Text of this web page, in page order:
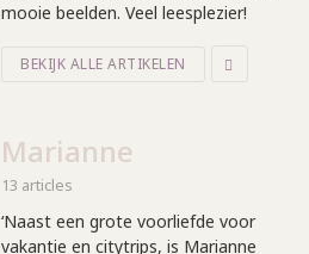
mooie beelden. Veel leesplezier!
BEKIJK ALLE ARTIKELEN
Marianne
13 articles
‘Naast een grote voorliefde voor
vakantie en citytrips, is Marianne